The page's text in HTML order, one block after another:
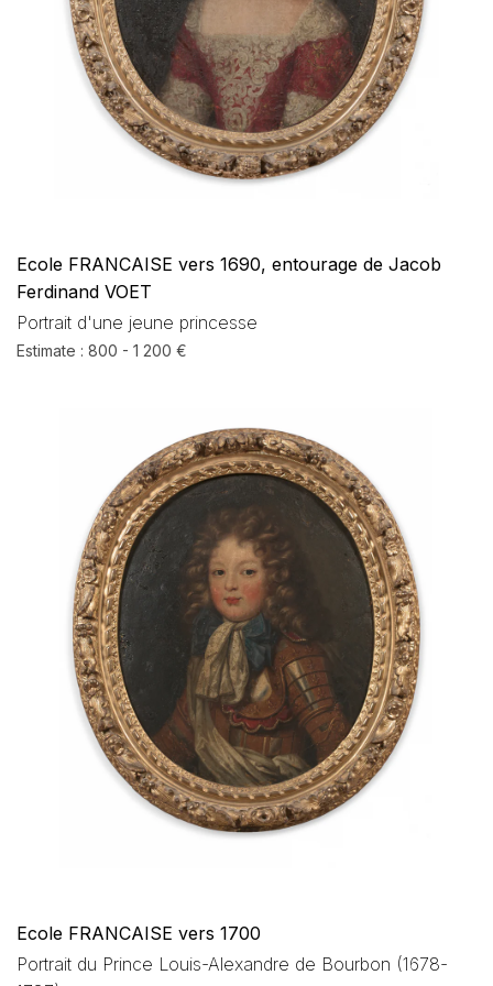
Ecole FRANCAISE vers 1690, entourage de Jacob
Ferdinand VOET
Portrait d'une jeune princesse
Estimate : 800 - 1 200 €
Ecole FRANCAISE vers 1700
Portrait du Prince Louis-Alexandre de Bourbon (1678-